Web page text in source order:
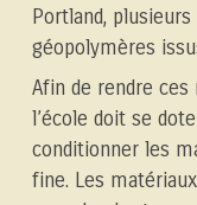
Portland,
géopolymères
Afin de rendre
l’école doit se
conditionner les
fine. Les